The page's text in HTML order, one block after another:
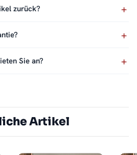
zurück?
Sie an?
Artikel